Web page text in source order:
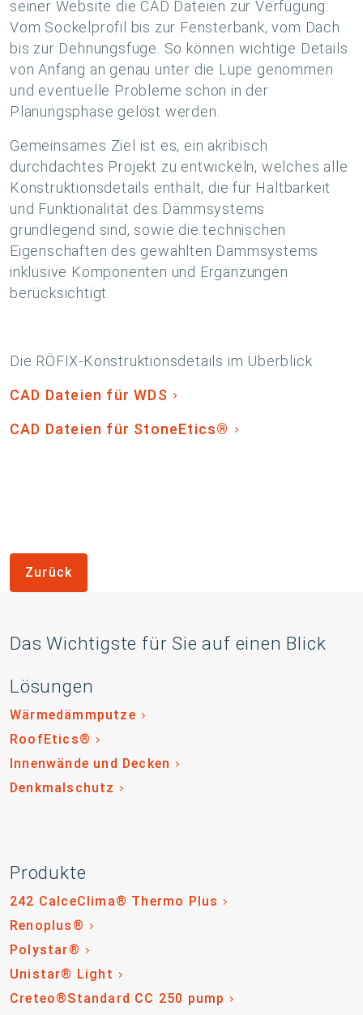
seiner Website die CAD Dateien zur Verfügung:
Vom Sockelprofil bis zur Fensterbank, vom Dach
bis zur Dehnungsfuge. So können wichtige Details
von Anfang an genau unter die Lupe genommen
und eventuelle Probleme schon in der
Planungsphase gelöst werden.
Gemeinsames Ziel ist es, ein akribisch
durchdachtes Projekt zu entwickeln, welches alle
Konstruktionsdetails enthält, die für Haltbarkeit
und Funktionalität des Dämmsystems
grundlegend sind, sowie die technischen
Eigenschaften des gewählten Dämmsystems
inklusive Komponenten und Ergänzungen
berücksichtigt.
Die RÖFIX-Konstruktionsdetails im Überblick
CAD Dateien für WDS
CAD Dateien für StoneEtics®
Zurück
Das Wichtigste für Sie auf einen Blick
Lösungen
Wärmedämmputze
RoofEtics®
Innenwände und Decken
Denkmalschutz
Produkte
242 CalceClima® Thermo Plus
Renoplus®
Polystar®
Unistar® Light
Creteo®Standard CC 250 pump